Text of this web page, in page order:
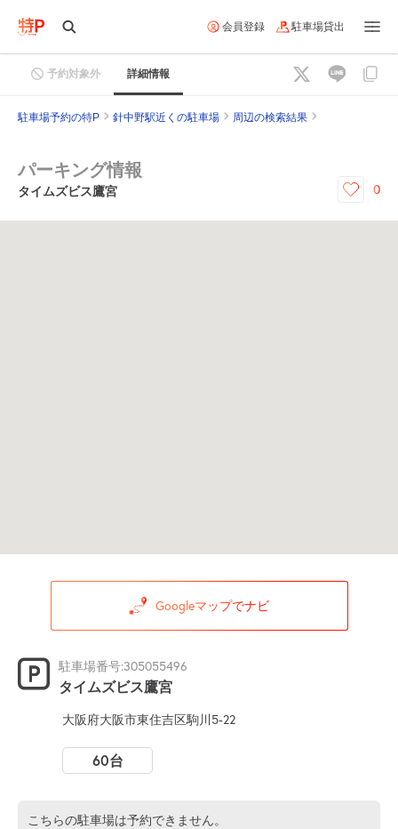
会員登録 駐車場貸出
予約対象外 詳細情報
駐車場予約の特P 針中野駅近くの駐車場 周辺の検索結果
パーキング情報
タイムズビス鷹宮 0
Googleマップでナビ
駐車場番号:305055496
タイムズビス鷹宮
大阪府大阪市東住吉区駒川5-22
60台
こちらの駐車場は予約できません。